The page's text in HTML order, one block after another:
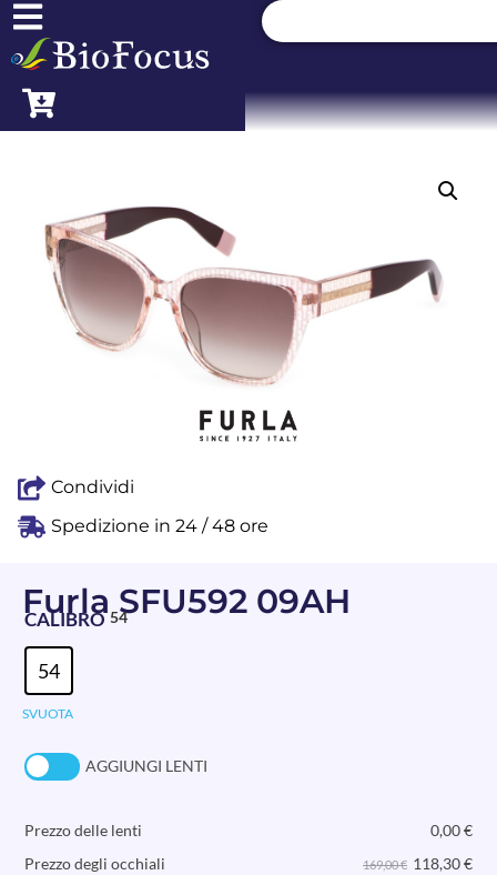
Condividi
Spedizione in 24 / 48 ore
Furla SFU592 09AH
CALIBRO 54
54
SVUOTA
AGGIUNGI LENTI
Prezzo delle lenti 0,00€
Prezzo degli occhiali
169,00 € 118,30€